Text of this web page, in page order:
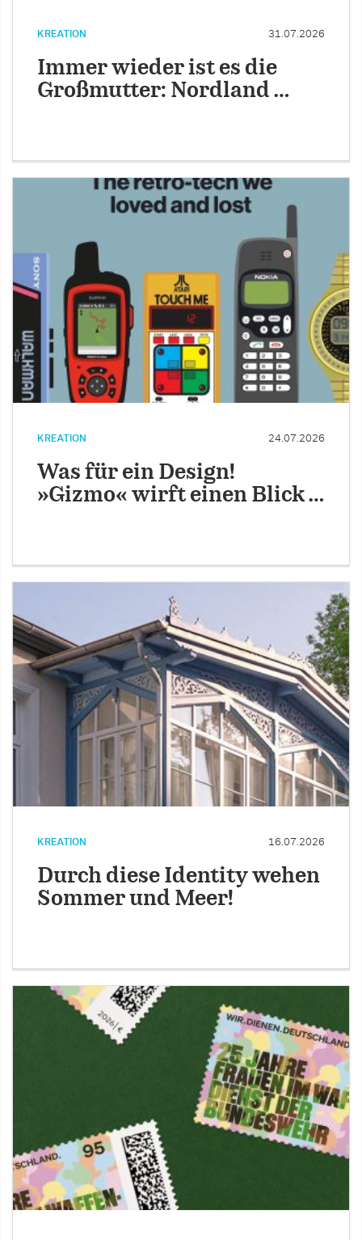
KREATION 31.07.2026
Immer wieder ist es die
Großmutter: Nordland …
KREATION 24.07.2026
Was für ein Design!
»Gizmo« wirft einen Blick …
KREATION 16.07.2026
Durch diese Identity wehen
Sommer und Meer!